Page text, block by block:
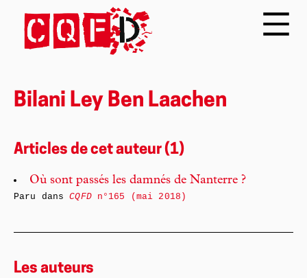
Bilani Ley Ben Laachen
Articles de cet auteur (1)
Où sont passés les damnés de Nanterre ?
Paru dansCQFDn°165 (mai 2018)
Les auteurs